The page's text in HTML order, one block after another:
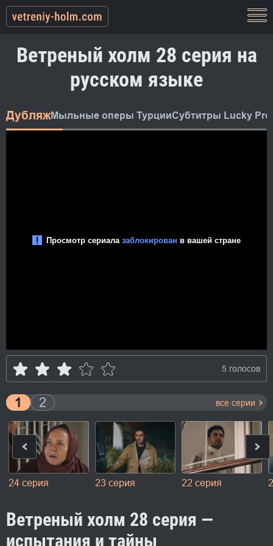
Ветреный холм 28 серия на
русском языке
ДубляжМыльные оперы ТурцииСубтитры Lucky
5 голосов
1 2 все серии
24 серия 23 серия 22 серия
Ветреный холм 28 серия —
испытания и тайны